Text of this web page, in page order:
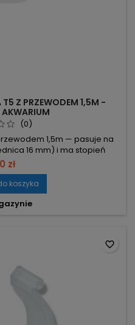
Z PRZEWODEM 1,5M -
(0)
1,5m — pasuje na
16 mm) i ma stopień
dzięki przewodowi 1,5
wszystkich świetlówek T5
zamiennika. Stopień
wody. Konstrukcja:
i...
zł
koszyka
favorite_border